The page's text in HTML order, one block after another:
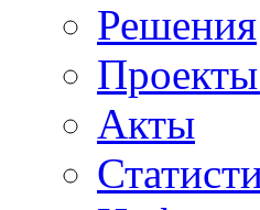
Решения
Акты